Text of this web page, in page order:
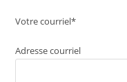
Votre courriel*
Adresse courriel